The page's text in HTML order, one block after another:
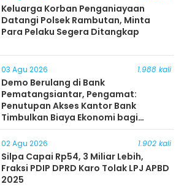
Keluarga Korban Penganiayaan
Datangi Polsek Rambutan, Minta
Para Pelaku Segera Ditangkap
03 Agu 2026 1.988 kali
Demo Berulang di Bank
Pematangsiantar, Pengamat:
Penutupan Akses Kantor Bank
Timbulkan Biaya Ekonomi bagi
Masyarakat
02 Agu 2026 1.902 kali
Silpa Capai Rp54, 3 Miliar Lebih,
Fraksi PDIP DPRD Karo Tolak LPJ APBD
2025